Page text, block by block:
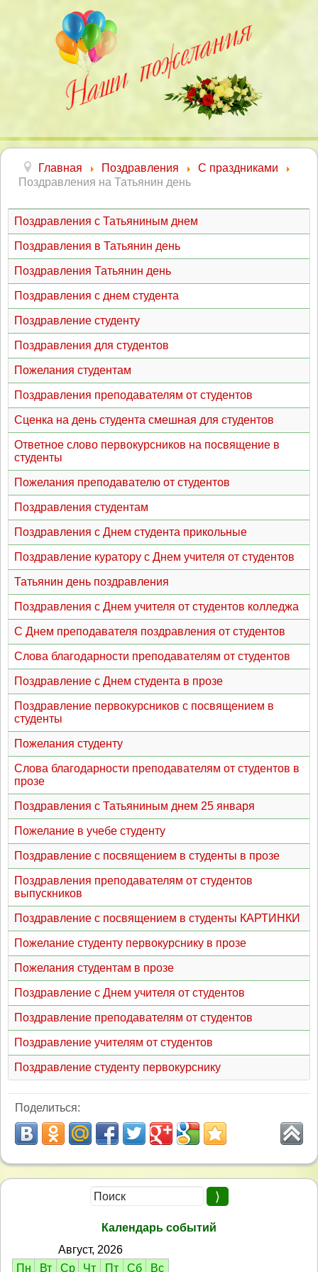
Главная Поздравления
С праздниками
Поздравления на Татьянин день
Поздравления с Татьяниным днем
Поздравления в Татьянин день
Поздравления Татьянин день
Поздравления с днем студента
Поздравление студенту
Поздравления для студентов
Пожелания студентам
Поздравления преподавателям от студентов
Сценка на день студента смешная для студентов
Ответное слово первокурсников на посвящение в
студенты
Пожелания преподавателю от студентов
Поздравления студентам
Поздравления с Днем студента прикольные
Поздравление куратору с Днем учителя от студентов
Татьянин день поздравления
Поздравления с Днем учителя от студентов колледжа
С Днем преподавателя поздравления от студентов
Слова благодарности преподавателям от студентов
Поздравление с Днем студента в прозе
Поздравление первокурсников с посвящением в
студенты
Пожелания студенту
Слова благодарности преподавателям от студентов в
прозе
Поздравления с Татьяниным днем 25 января
Пожелание в учебе студенту
Поздравление с посвящением в студенты в прозе
Поздравления преподавателям от студентов
выпускников
Поздравление с посвящением в студенты КАРТИНКИ
Пожелание студенту первокурснику в прозе
Пожелания студентам в прозе
Поздравление с Днем учителя от студентов
Поздравление преподавателям от студентов
Поздравление учителям от студентов
Поздравление студенту первокурснику
Поделиться:
Календарь событий
Август, 2026
Пн
Вт Ср Чт Пт Сб Вс